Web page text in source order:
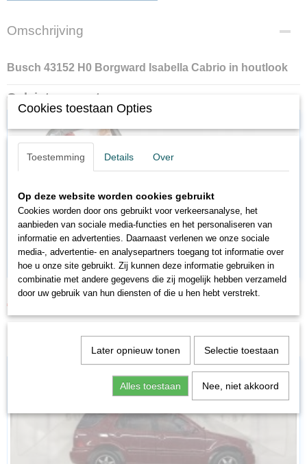
Omschrijving
Busch 43152 H0 Borgward Isabella Cabrio in houtlook
Ook interessant
BA48978
€ 16,11
Cookies toestaan Opties
Toestemming Details Over
Op deze website worden cookies gebruikt
Cookies worden door ons gebruikt voor verkeersanalyse, het
aanbieden van sociale media-functies en het personaliseren van
informatie en advertenties. Daarnaast verlenen we onze sociale
media-, advertentie- en analysepartners toegang tot informatie over
hoe u onze site gebruikt. Zij kunnen deze informatie gebruiken in
combinatie met andere gegevens die zij mogelijk hebben verzameld
door uw gebruik van hun diensten of die u hen hebt verstrekt.
Later opnieuw tonen Selectie toestaan
Alles toestaan Nee, niet akkoord